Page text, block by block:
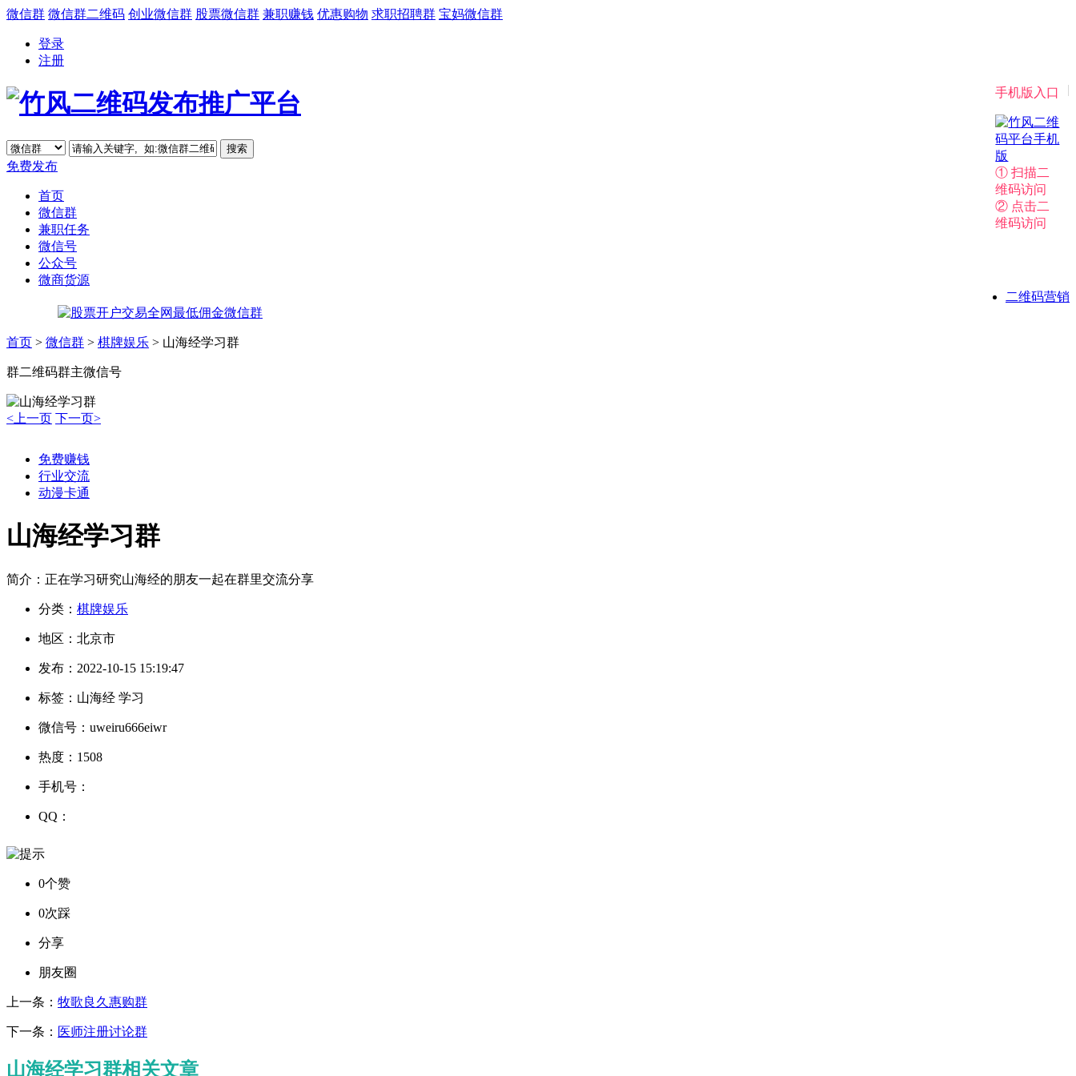
微信群 微信群二维码 创业微信群 股票微信群 兼职赚钱 优惠购物 求职招聘群 宝妈微信群
登录
注册
|
手机版入口
① 扫描二
维码访问
② 点击二
维码访问
免费发布
首页
微信群
兼职任务
微信号
公众号
微商货源
二维码营销
首页 > 微信群 > 棋牌娱乐 > 山海经学习群
群二维码群主微信号
<上一页 下一页>
免费赚钱
行业交流
动漫卡通
山海经学习群
简介： 正在学习研究山海经的朋友一起在群里交流分享
分类： 棋牌娱乐
地区： 北京市
发布： 2022-10-15 15:19:47
标签： 山海经 学习
微信号： uweiru666eiwr
热度： 1508
手机号：
QQ：
0个赞
0次踩
分享
朋友圈
上一条： 牧歌良久惠购群
下一条： 医师注册讨论群
山海经学习群相关文章